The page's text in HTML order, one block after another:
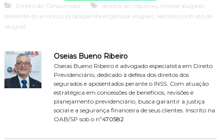
Direito do Consumidor direitos do inquilino, imóvel alugado
diferente do anúncio, propaganda enganosa aluguel, rescisão contrato de
aluguel
Oseias Bueno Ribeiro
Oseias Bueno Ribeiro é advogado especialista em Direito
Previdenciário, dedicado à defesa dos direitos dos
segurados e aposentados perante o INSS. Com atuação
estratégica em concessões de benefícios, revisões e
planejamento previdenciário, busca garantir a justiça
social e a segurança financeira de seus clientes. Inscrito na
OAB/SP sob o nº470582